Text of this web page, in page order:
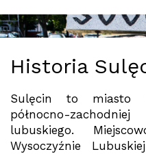
Historia
Sulęcin to miasto
północno-
lubuskiego.
Wysoczyźnie